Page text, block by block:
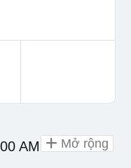
AM - 08:00 PM
Mở rộng